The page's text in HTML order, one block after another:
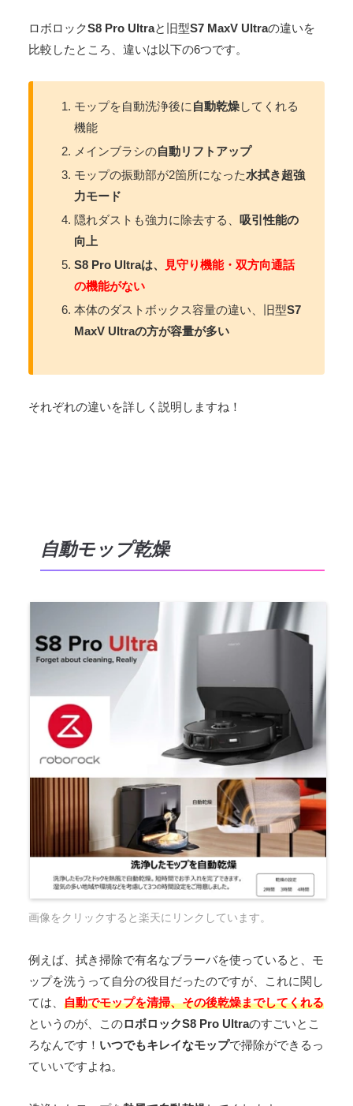
ロボロックS8 Pro Ultraと旧型S7 MaxV Ultraの違いを
比較したところ、違いは以下の6つです。
モップを自動洗浄後に 自動乾燥してくれる
機能
メインブラシの自動リフトアップ
モップの振動部が2箇所になった水拭き超強
力モード
隠れダストも強力に除去する、 吸引性能の
向上
S8 Pro Ultraは、
見守り機能・双方向通話
の機能がない
本体のダストボックス容量の違い、旧型S7
MaxV Ultraの方が容量が多い
それぞれの違いを詳しく説明しますね！
自動モップ乾燥
画像をクリックすると楽天にリンクしています。
例えば、拭き掃除で有名なブラーバを使っていると、モ
ップを洗うって自分の役目だったのですが、これに関し
ては、 自動でモップを清掃、その後乾燥までしてくれる
というのが、このロボロックS8 Pro Ultraのすごいとこ
ろなんです！ いつでもキレイなモップで掃除ができるっ
ていいですよね。